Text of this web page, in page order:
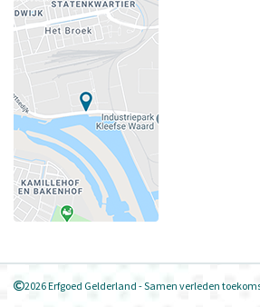
2026 Erfgoed Gelderland - Samen verleden